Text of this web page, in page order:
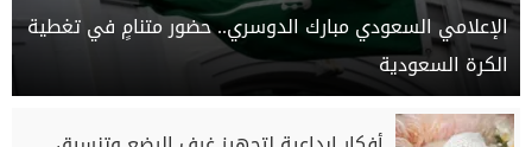
الإعلامي السعودي مبارك الدوسري.. حضور متنامٍ في تغطية
الكرة السعودية